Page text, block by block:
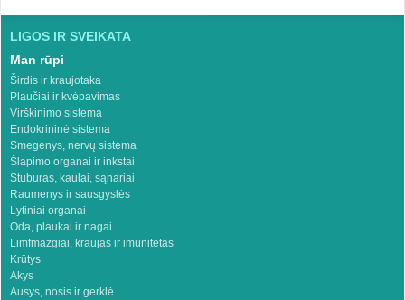
LIGOS IR SVEIKATA
Man rūpi
Širdis ir kraujotaka
Plaučiai ir kvėpavimas
Virškinimo sistema
Endokrininė sistema
Smegenys, nervų sistema
Šlapimo organai ir inkstai
Stuburas, kaulai, sąnariai
Raumenys ir sausgyslės
Lytiniai organai
Oda, plaukai ir nagai
Limfmazgiai, kraujas ir imunitetas
Krūtys
Akys
Ausys, nosis ir gerklė